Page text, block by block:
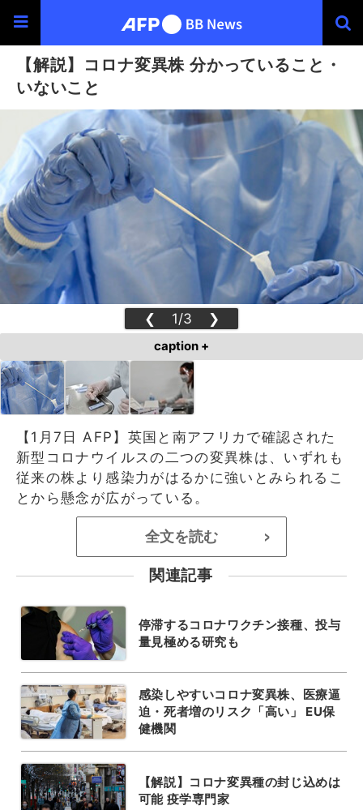
【解説】コロナ変異株 分かっていること・
いないこと
❮ 1/3 ❯
caption +
【1月7日 AFP】英国と南アフリカで確認された
新型コロナウイルスの二つの変異株は、いずれも
従来の株より感染力がはるかに強いとみられるこ
とから懸念が広がっている。
全文を読む >
関連記事
停滞するコロナワクチン接種、投与
量見極める研究も
感染しやすいコロナ変異株、医療逼
迫・死者増のリスク「高い」 EU保
健機関
【解説】コロナ変異種の封じ込めは
可能 疫学専門家